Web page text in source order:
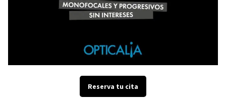
Reserva tu cita